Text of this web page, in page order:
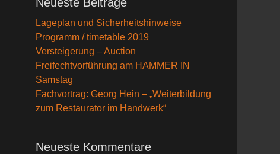
Lageplan und Sicherheitshinweise
Programm / timetable 2019
Versteigerung – Auction
Freifechtvorführung am HAMMER IN
Samstag
Fachvortrag: Georg Hein – „Weiterbildung
zum Restaurator im Handwerk“
Neueste Kommentare